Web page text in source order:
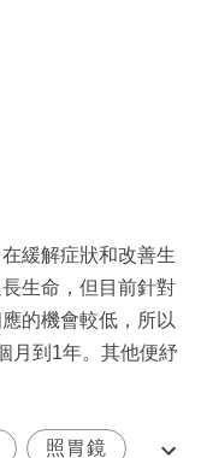
緩解症狀和改善生
生命，但目前針對
的機會較低，所以
月到1年。其他便紓
照胃鏡